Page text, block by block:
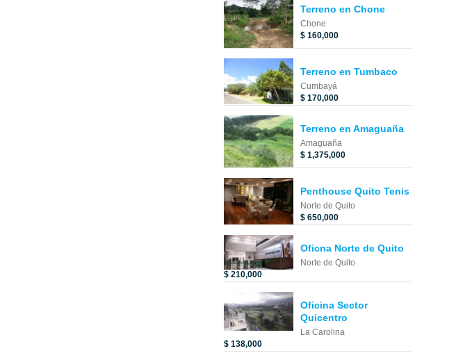
Terreno en Chone
Chone
$ 160,000
Terreno en Tumbaco
Cumbayá
$ 170,000
Terreno en Amaguaña
Amaguaña
$ 1,375,000
Penthouse Quito Tenis
Norte de Quito
$ 650,000
Oficna Norte de Quito
Norte de Quito
$ 210,000
Oficina Sector
Quicentro
La Carolina
$ 138,000